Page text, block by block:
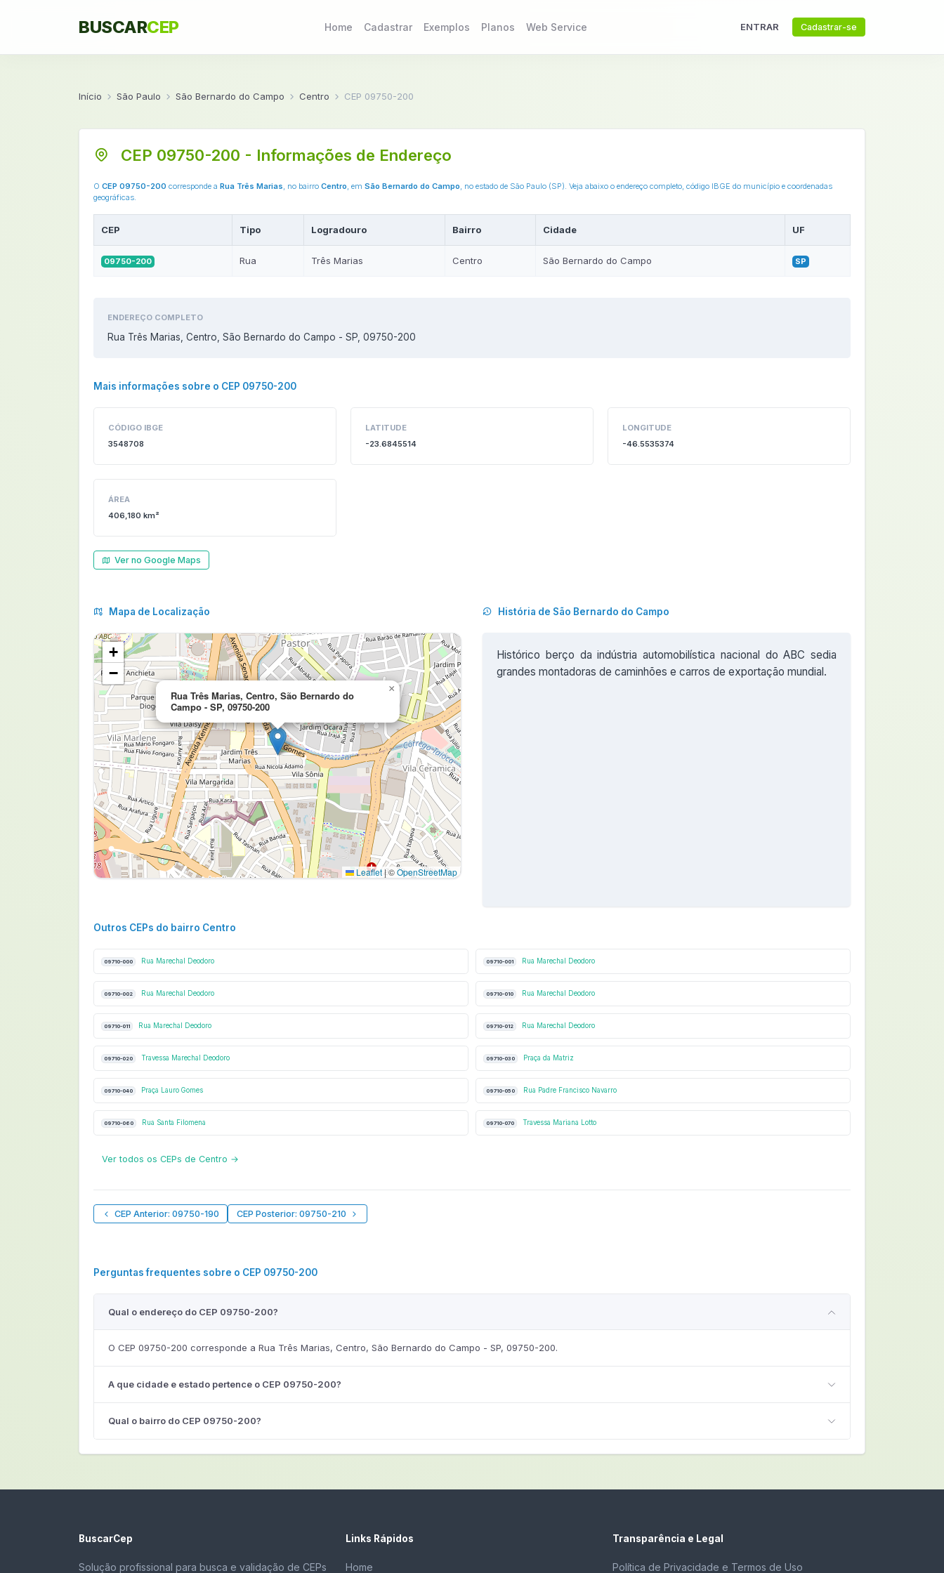
BUSCARCEP Home Cadastrar Exemplos Planos Web Service ENTRAR Cadastrar-se
Início São Paulo São Bernardo do Campo Centro CEP 09750-200
CEP 09750-200 - Informações de Endereço
O CEP 09750-200 corresponde a Rua Três Marias, no bairro Centro, em São Bernardo do Campo, no estado de São Paulo (SP). Veja abaixo o endereço completo, código IBGE do município e coordenadas
geográficas.
CEP Tipo Logradouro Bairro Cidade UF
09750-200 Rua Três Marias Centro São Bernardo do Campo SP
ENDEREÇO COMPLETO
Rua Três Marias, Centro, São Bernardo do Campo - SP, 09750-200
Mais informações sobre o CEP 09750-200
CÓDIGO IBGE
3548708
LATITUDE
-23.6845514
LONGITUDE
-46.5535374
ÁREA
406,180 km²
Ver no Google Maps
Mapa de Localização
Rua Três Marias, Centro, São Bernardo do
Campo - SP, 09750-200
×
+
−
Leaflet|©OpenStreetMap
História de São Bernardo do Campo
Histórico berço da indústria automobilística nacional do ABC sedia
grandes montadoras de caminhões e carros de exportação mundial.
Outros CEPs do bairro Centro
09710-000 Rua Marechal Deodoro 09710-001 Rua Marechal Deodoro
09710-002 Rua Marechal Deodoro 09710-010 Rua Marechal Deodoro
09710-011 Rua Marechal Deodoro 09710-012 Rua Marechal Deodoro
09710-020 Travessa Marechal Deodoro 09710-030 Praça da Matriz
09710-040 Praça Lauro Gomes 09710-050 Rua Padre Francisco Navarro
09710-060 Rua Santa Filomena 09710-070 Travessa Mariana Lotto
Ver todos os CEPs de Centro →
CEP Anterior: 09750-190 CEP Posterior: 09750-210
Perguntas frequentes sobre o CEP 09750-200
Qual o endereço do CEP 09750-200?
O CEP 09750-200 corresponde a Rua Três Marias, Centro, São Bernardo do Campo - SP, 09750-200.
A que cidade e estado pertence o CEP 09750-200?
Qual o bairro do CEP 09750-200?
BuscarCep
Solução profissional para busca e validação de CEPs
Links Rápidos
Home
Transparência e Legal
Política de Privacidade e Termos de Uso